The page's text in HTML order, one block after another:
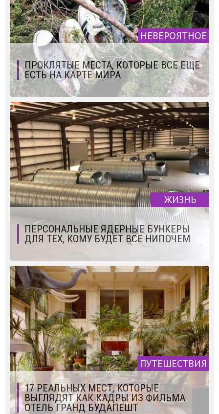
НЕВЕРОЯТНОЕ
ПРОКЛЯТЫЕ МЕСТА, КОТОРЫЕ ВСЕ ЕЩЕ
ЕСТЬ НА КАРТЕ МИРА
ЖИЗНЬ
ПЕРСОНАЛЬНЫЕ ЯДЕРНЫЕ БУНКЕРЫ
ДЛЯ ТЕХ, КОМУ БУДЕТ ВСЕ НИПОЧЕМ
ПУТЕШЕСТВИЯ
17 РЕАЛЬНЫХ МЕСТ, КОТОРЫЕ
ВЫГЛЯДЯТ КАК КАДРЫ ИЗ ФИЛЬМА
ОТЕЛЬ ГРАНД БУДАПЕШТ